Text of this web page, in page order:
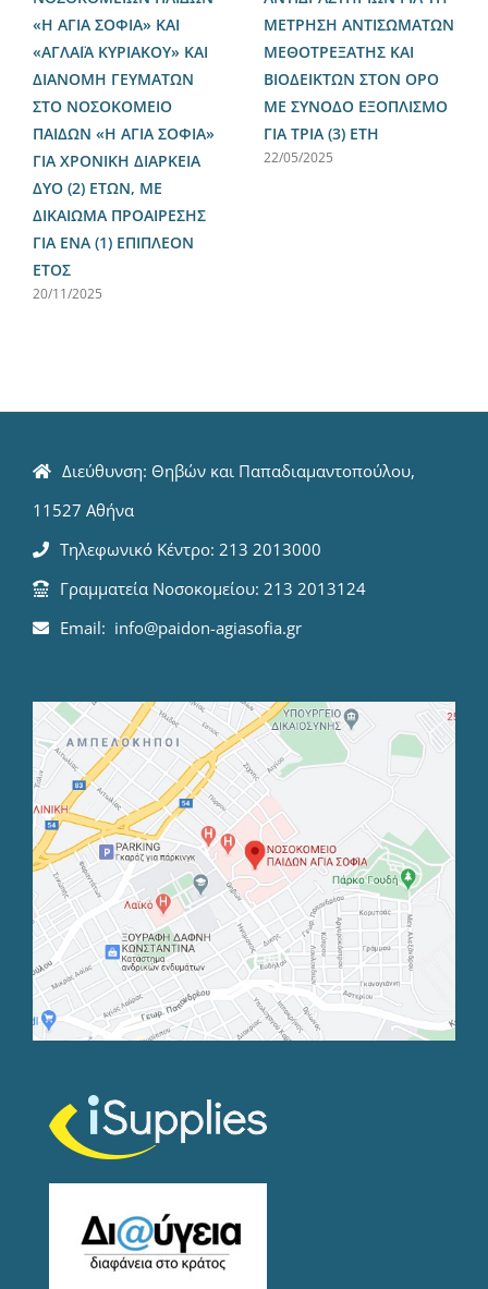
«Η ΑΓΙΑ ΣΟΦΙΑ» ΚΑΙ
«ΑΓΛΑΪΑ ΚΥΡΙΑΚΟΥ» ΚΑΙ
ΔΙΑΝΟΜΗ ΓΕΥΜΑΤΩΝ
ΣΤΟ ΝΟΣΟΚΟΜΕΙΟ
ΠΑΙΔΩΝ «Η ΑΓΙΑ ΣΟΦΙΑ»
ΓΙΑ ΧΡΟΝΙΚΗ ΔΙΑΡΚΕΙΑ
ΔΥΟ (2) ΕΤΩΝ, ΜΕ
ΔΙΚΑΙΩΜΑ ΠΡΟΑΙΡΕΣΗΣ
ΓΙΑ ΕΝΑ (1) ΕΠΙΠΛΕΟΝ
ΕΤΟΣ
20/11/2025
ΜΕΤΡΗΣΗ ΑΝΤΙΣΩΜΑΤΩΝ
ΜΕΘΟΤΡΕΞΑΤΗΣ ΚΑΙ
ΒΙΟΔΕΙΚΤΩΝ ΣΤΟΝ ΟΡΟ
ΜΕ ΣΥΝΟΔΟ ΕΞΟΠΛΙΣΜΟ
ΓΙΑ ΤΡΙΑ (3) ΕΤΗ
22/05/2025
Διεύθυνση: Θηβών και Παπαδιαμαντοπούλου,
11527 Αθήνα
Τηλεφωνικό Κέντρο: 213 2013000
Γραμματεία Νοσοκομείου: 213 2013124
Email: info@paidon-agiasofia.gr